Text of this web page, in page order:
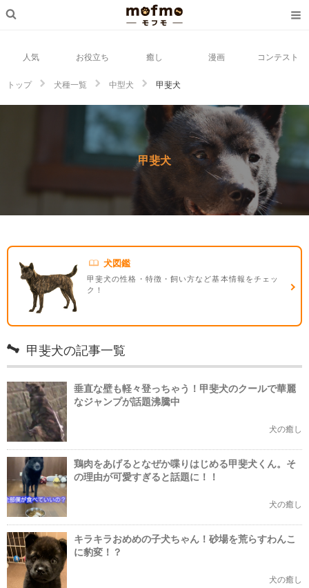
人気 お役立ち 癒し 漫画 コンテスト
トップ 犬種一覧 中型犬 甲斐犬
甲斐犬
犬図鑑
甲斐犬の性格・特徴・飼い方など基本情報をチェッ
ク！
甲斐犬の記事一覧
垂直な壁も軽々登っちゃう！甲斐犬のクールで華麗
なジャンプが話題沸騰中
犬の癒し
鶏肉をあげるとなぜか喋りはじめる甲斐犬くん。そ
の理由が可愛すぎると話題に！！
犬の癒し
キラキラおめめの子犬ちゃん！砂場を荒らすわんこ
に豹変！？
犬の癒し